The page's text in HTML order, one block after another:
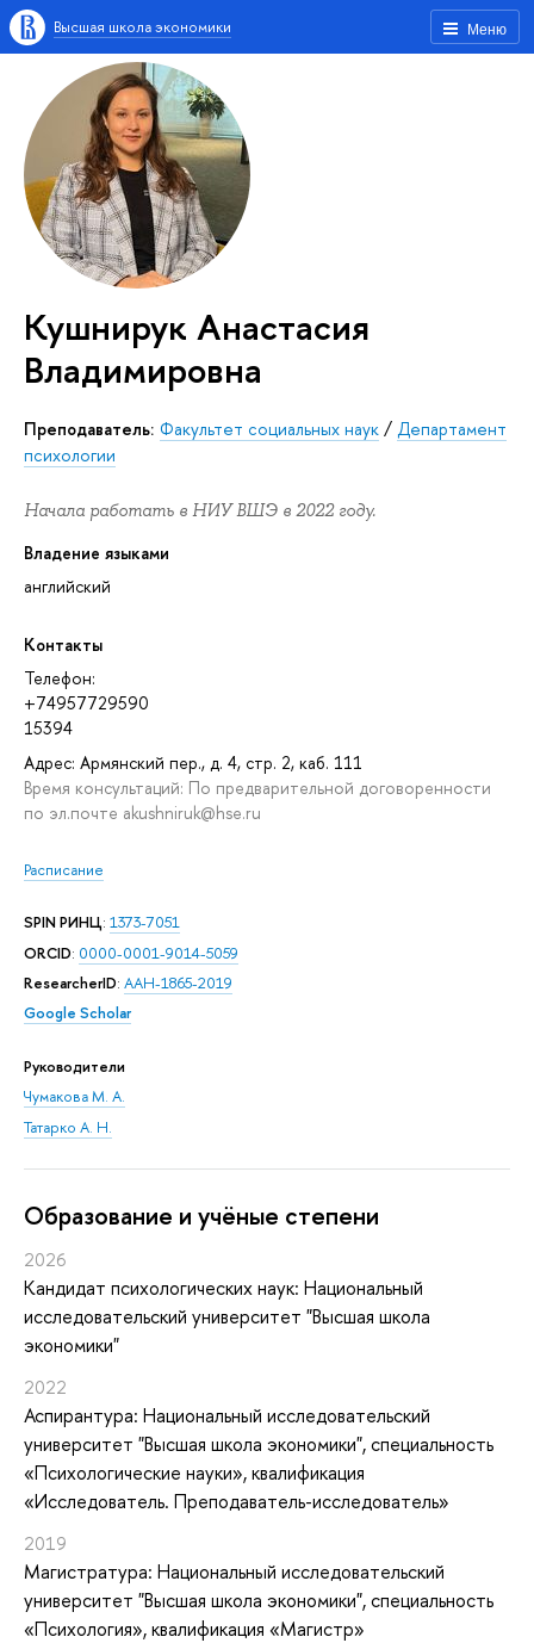
Меню
Высшая школа экономики
Кушнирук Анастасия
Владимировна
Преподаватель: Факультет социальных наук / Департамент
психологии
Начала работать в НИУ ВШЭ в 2022 году.
Владение языками
английский
Контакты
Телефон:
+74957729590
15394
Адрес: Армянский пер., д. 4, стр. 2, каб. 111
Время консультаций: По предварительной договоренности
по эл.почте akushniruk@hse.ru
Расписание
SPIN РИНЦ: 1373-7051
ORCID: 0000-0001-9014-5059
ResearcherID: AAH-1865-2019
Google Scholar
Руководители
Чумакова М. А.
Татарко А. Н.
Oбразование и учёные степени
2026
Кандидат психологических наук: Национальный
исследовательский университет "Высшая школа
экономики"
2022
Аспирантура: Национальный исследовательский
университет "Высшая школа экономики", специальность
«Психологические науки», квалификация
«Исследователь. Преподаватель-исследователь»
2019
Магистратура: Национальный исследовательский
университет "Высшая школа экономики", специальность
«Психология», квалификация «Магистр»